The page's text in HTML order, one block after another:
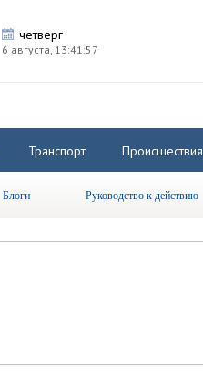
четверг
6 августа, 13:41:58
Транспорт Происшествия
Блоги Руководство к действию